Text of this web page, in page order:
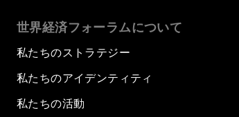
世界経済フォーラムについて
私たちのストラテジー
私たちのアイデンティティ
私たちの活動